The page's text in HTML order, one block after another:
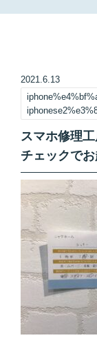
2021.6.13
スマホ修理
チェックで